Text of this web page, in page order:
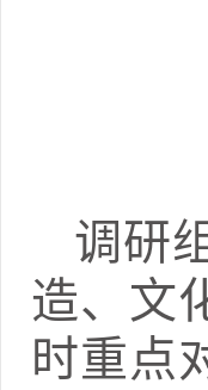
调研
造、文
时重点